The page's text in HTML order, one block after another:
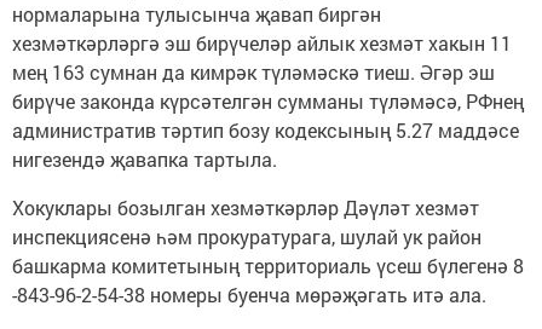
нормаларына тулысынча җавап биргән
хезмәткәрләргә эш бирүчеләр айлык хезмәт хакын 11
мең 163 сумнан да кимрәк түләмәскә тиеш. Әгәр эш
бирүче законда күрсәтелгән сумманы түләмәсә, РФнең
административ тәртип бозу кодексының 5.27 маддәсе
нигезендә җавапка тартыла.
Хокуклары бозылган хезмәткәрләр Дәүләт хезмәт
инспекциясенә һәм прокуратурага, шулай ук район
башкарма комитетының территориаль үсеш бүлегенә 8
-843-96-2-54-38 номеры буенча мөрәҗәгать итә ала.